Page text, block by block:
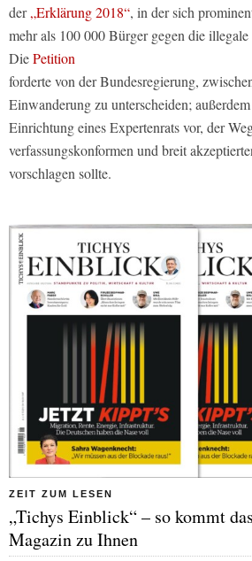
der„Erklärung 2018“, in der sich
mehr als 100 000 Bürger gegen die
DiePetition
forderte von der Bundesregierung,
Einwanderung zu unterscheiden;
Einrichtung eines Expertenrats vor, der
verfassungskonformen und breit
vorschlagen sollte.
ZEIT ZUM LESEN
„Tichys Einblick“ – so kommt
Magazin zu Ihnen